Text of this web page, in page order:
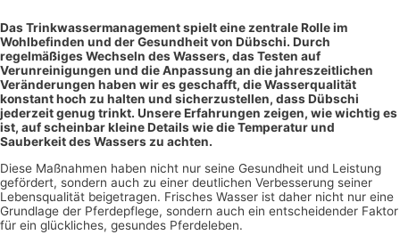
Das Trinkwassermanagement spielt eine zentrale Rolle im
Wohlbefinden und der Gesundheit von Dübschi. Durch
regelmäßiges Wechseln des Wassers, das Testen auf
Verunreinigungen und die Anpassung an die jahreszeitlichen
Veränderungen haben wir es geschafft, die Wasserqualität
konstant hoch zu halten und sicherzustellen, dass Dübschi
jederzeit genug trinkt. Unsere Erfahrungen zeigen, wie wichtig es
ist, auf scheinbar kleine Details wie die Temperatur und
Sauberkeit des Wassers zu achten.
Diese Maßnahmen haben nicht nur seine Gesundheit und Leistung
gefördert, sondern auch zu einer deutlichen Verbesserung seiner
Lebensqualität beigetragen. Frisches Wasser ist daher nicht nur eine
Grundlage der Pferdepflege, sondern auch ein entscheidender Faktor
für ein glückliches, gesundes Pferdeleben.